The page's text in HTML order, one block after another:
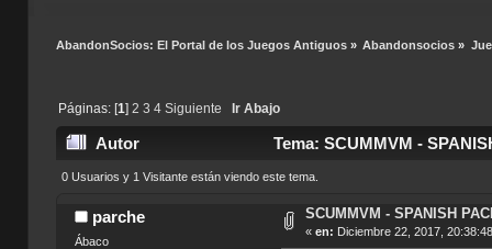
AbandonSocios: El Portal de los Juegos Antiguos» Abandonsocios »
Páginas: [1] 2 3 4 Siguiente Ir Abajo
Autor Tema: SCUMMVM -
0 Usuarios y 1 Visitante están viendo este tema.
parche
Ábaco
SCUMMVM - SPANISH
« en: Diciembre 22, 2017,